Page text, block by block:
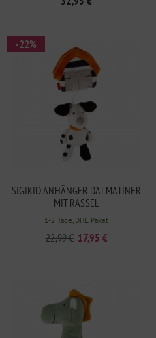
SIGIKID ANHÄNGER DALMATINER
MIT RASSEL
1-2 Tage, DHL Paket
22,99 € 17,95 €
- 22%